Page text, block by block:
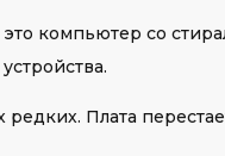
это компьютер со
Плата